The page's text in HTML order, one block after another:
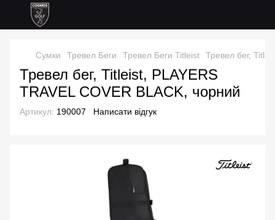
Сумки Тревел Беги Тревел Беги Titleist Тревел бег,
Тревел бег, Titleist, PLAYERS
TRAVEL COVER BLACK, чорний
Артикул: 190007 Написати відгук